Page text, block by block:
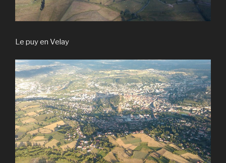
Le puy en Velay